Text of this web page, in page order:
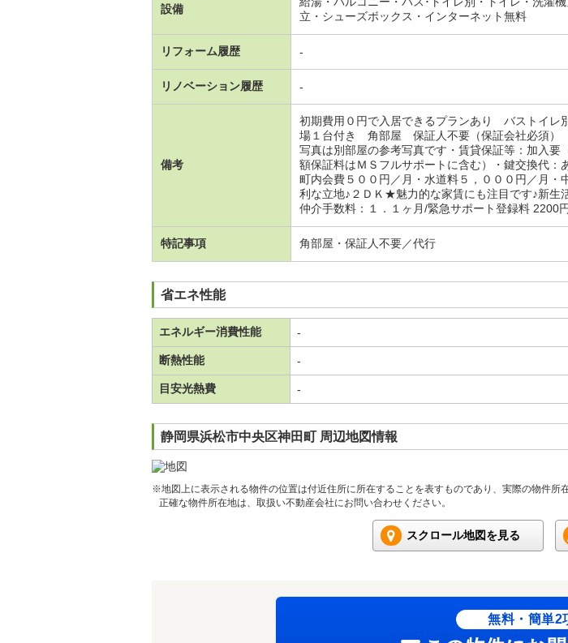
設備
立・シューズボックス・インターネット無料
リフォーム履歴 -
リノベーション履歴 -
備考
初期費用０円で入居できるプランあり バスト
場１台付き 角部屋 保証人不要（保証会社必須
写真は別部屋の参考写真です・賃貸保証等：加入要
額保証料はＭＳフルサポートに含む）・鍵交換代：
町内会費５００円／月・水道料５，０００円／月
利な立地♪２ＤＫ★魅力的な家賃にも注目です♪新生
仲介手数料：１．１ヶ月/緊急サポート登録料 2200円
特記事項 角部屋・保証人不要／代行
省エネ性能
エネルギー消費性能 -
断熱性能 -
目安光熱費 -
静岡県浜松市中央区神田町 周辺地図情報
※地図上に表示される物件の位置は付近住所に所在することを表すものであり、実際の物件所
正確な物件所在地は、取扱い不動産会社にお問い合わせください。
スクロール地図を見る
無料・簡単2